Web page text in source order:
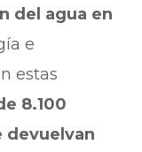
del agua en
e
estas
8.100
devuelvan